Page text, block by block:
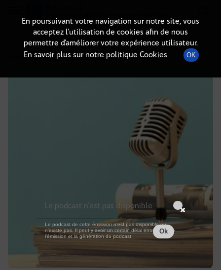
DÉTAILS DE L'ÉPISODE
2 janvier 2025à 10h59, durée : Invalid date
En poursuivant votre navigation sur notre site, vous
acceptez l’utilisation de cookies afin de nous
permettre d’améliorer votre expérience utilisateur.
En savoir plus sur notre politique Cookies
OK
Le podcast n'est pas disponible
Le podcast de cette émission n'est pas disponible ou
n'existe pas. Il peut y avoir un certain délai entre la fin de
l'émission et la génération du podcast.
Ok